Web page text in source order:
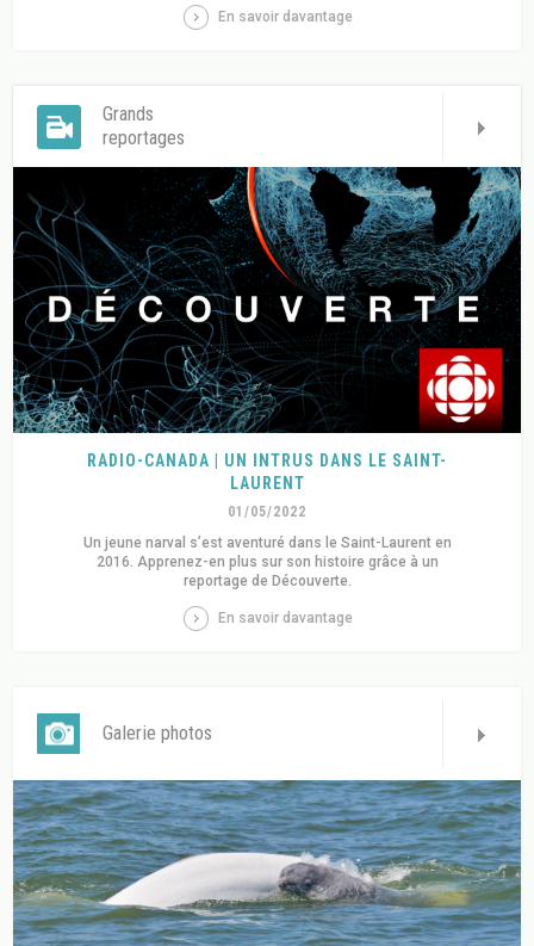
En savoir davantage
Grands
reportages
RADIO-CANADA | UN INTRUS DANS LE SAINT-
LAURENT
01/05/2022
Un jeune narval s’est aventuré dans le Saint-Laurent en
2016. Apprenez-en plus sur son histoire grâce à un
reportage de Découverte.
En savoir davantage
Galerie photos